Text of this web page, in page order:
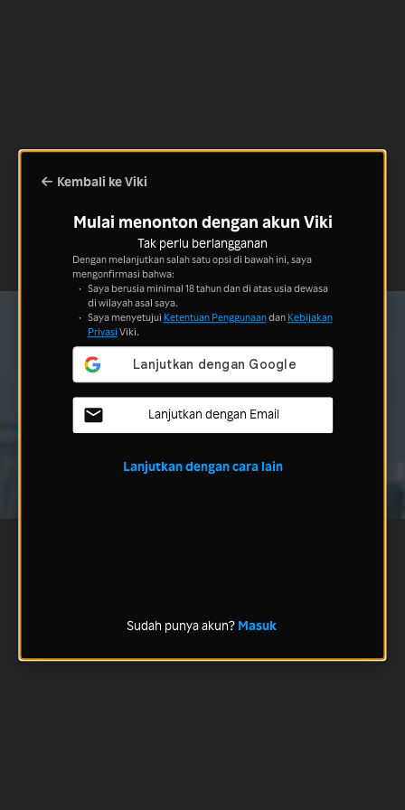
Kembali ke Viki
Mulai menonton dengan akun Viki
Tak perlu berlangganan
Dengan melanjutkan salah satu opsi di bawah ini, saya
mengonfirmasi bahwa:
Saya berusia minimal 18 tahun dan di atas usia dewasa
di wilayah asal saya.
Saya menyetujui Ketentuan Penggunaandan Kebijakan
Privasi Viki.
Lanjutkan dengan Email
Lanjutkan dengan cara lain
Sudah punya akun? Masuk